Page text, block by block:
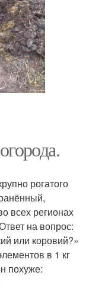
рогатого
всех регионах
на вопрос:
или коровий?»
в 1 кг
похуже: